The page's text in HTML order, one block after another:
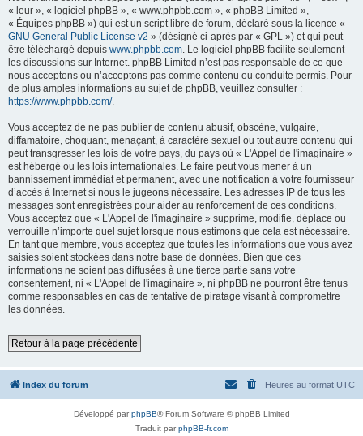
« leur », « logiciel phpBB », « www.phpbb.com », « phpBB Limited »,
« Équipes phpBB ») qui est un script libre de forum, déclaré sous la licence «
GNU General Public License v2 » (désigné ci-après par « GPL ») et qui peut
être téléchargé depuis www.phpbb.com. Le logiciel phpBB facilite seulement
les discussions sur Internet. phpBB Limited n’est pas responsable de ce que
nous acceptons ou n’acceptons pas comme contenu ou conduite permis. Pour
de plus amples informations au sujet de phpBB, veuillez consulter :
https://www.phpbb.com/.
Vous acceptez de ne pas publier de contenu abusif, obscène, vulgaire,
diffamatoire, choquant, menaçant, à caractère sexuel ou tout autre contenu qui
peut transgresser les lois de votre pays, du pays où « L'Appel de l'imaginaire »
est hébergé ou les lois internationales. Le faire peut vous mener à un
bannissement immédiat et permanent, avec une notification à votre fournisseur
d’accès à Internet si nous le jugeons nécessaire. Les adresses IP de tous les
messages sont enregistrées pour aider au renforcement de ces conditions.
Vous acceptez que « L'Appel de l'imaginaire » supprime, modifie, déplace ou
verrouille n’importe quel sujet lorsque nous estimons que cela est nécessaire.
En tant que membre, vous acceptez que toutes les informations que vous avez
saisies soient stockées dans notre base de données. Bien que ces
informations ne soient pas diffusées à une tierce partie sans votre
consentement, ni « L'Appel de l'imaginaire », ni phpBB ne pourront être tenus
comme responsables en cas de tentative de piratage visant à compromettre
les données.
Retour à la page précédente
Index du forum Heures au format UTC
Développé parphpBB® Forum Software © phpBB Limited
Traduit parphpBB-fr.com